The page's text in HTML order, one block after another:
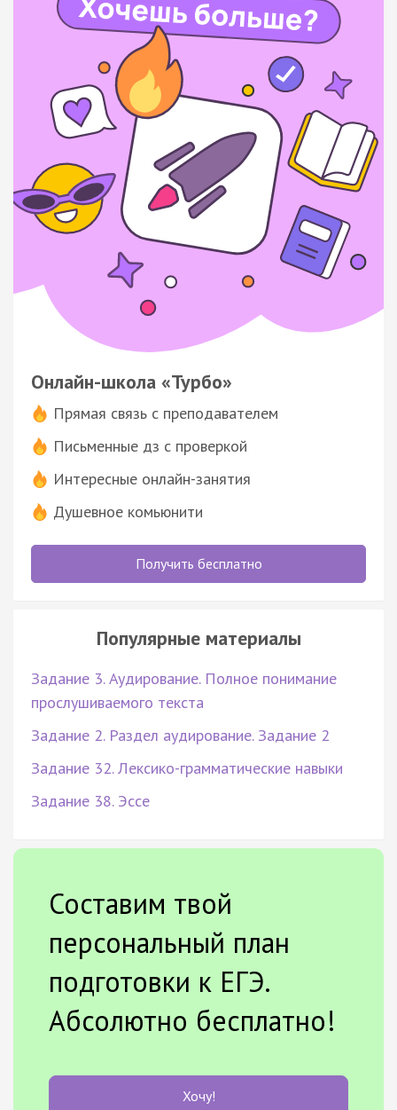
Онлайн-школа «Турбо»
Прямая связь с преподавателем
Письменные дз с проверкой
Интересные онлайн-занятия
Душевное комьюнити
Получить бесплатно
Популярные материалы
Задание 3. Аудирование. Полное понимание
прослушиваемого текста
Задание 2. Раздел аудирование. Задание 2
Задание 32. Лексико-грамматические навыки
Задание 38. Эссе
Составим твой
персональный план
подготовки к ЕГЭ.
Абсолютно бесплатно!
Хочу!